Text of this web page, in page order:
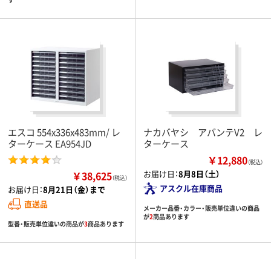
エスコ 554x336x483mm/ レ
ターケース EA954JD
￥38,625（税込）
お届け日：8月21日（金）まで
直送品
型番・販売単位違いの商品が3商品あります
ナカバヤシ アバンテV2 レ
ターケース
￥12,880（税込）
お届け日：8月8日（土）
アスクル在庫商品
メーカー品番・カラー・販売単位違いの商品
が2商品あります